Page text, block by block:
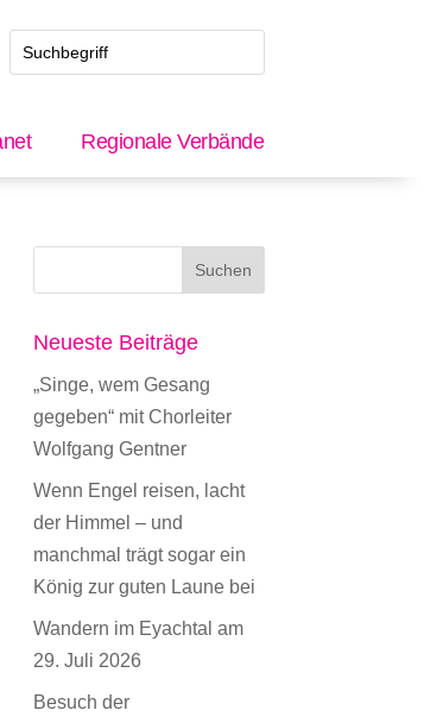
Regionale Verbände
Neueste Beiträge
„Singe, wem Gesang
gegeben“ mit Chorleiter
Wolfgang Gentner
Wenn Engel reisen, lacht
der Himmel – und
manchmal trägt sogar ein
König zur guten Laune bei
Wandern im Eyachtal am
29. Juli 2026
Besuch der